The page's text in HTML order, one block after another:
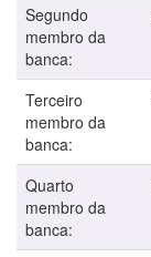
Segundo
membro da
banca:
Terceiro
membro da
banca:
Quarto
membro da
banca: